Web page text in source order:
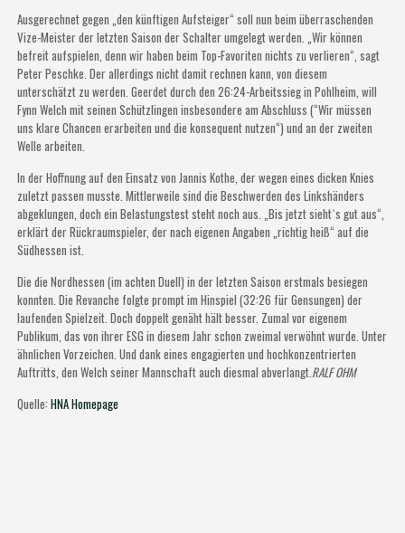
Ausgerechnet gegen „den künftigen Aufsteiger“ soll nun beim überraschenden
Vize-Meister der letzten Saison der Schalter umgelegt werden. „Wir können
befreit aufspielen, denn wir haben beim Top-Favoriten nichts zu verlieren“, sagt
Peter Peschke. Der allerdings nicht damit rechnen kann, von diesem
unterschätzt zu werden. Geerdet durch den 26:24-Arbeitssieg in Pohlheim, will
Fynn Welch mit seinen Schützlingen insbesondere am Abschluss (“Wir müssen
uns klare Chancen erarbeiten und die konsequent nutzen“) und an der zweiten
Welle arbeiten.
In der Hoffnung auf den Einsatz von Jannis Kothe, der wegen eines dicken Knies
zuletzt passen musste. Mittlerweile sind die Beschwerden des Linkshänders
abgeklungen, doch ein Belastungstest steht noch aus. „Bis jetzt sieht`s gut aus“,
erklärt der Rückraumspieler, der nach eigenen Angaben „richtig heiß“ auf die
Südhessen ist.
Die die Nordhessen (im achten Duell) in der letzten Saison erstmals besiegen
konnten. Die Revanche folgte prompt im Hinspiel (32:26 für Gensungen) der
laufenden Spielzeit. Doch doppelt genäht hält besser. Zumal vor eigenem
Publikum, das von ihrer ESG in diesem Jahr schon zweimal verwöhnt wurde. Unter
ähnlichen Vorzeichen. Und dank eines engagierten und hochkonzentrierten
Auftritts, den Welch seiner Mannschaft auch diesmal abverlangt.RALF OHM
Quelle:HNA Homepage